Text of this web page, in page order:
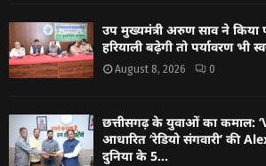
उप मुख्यमंत्री अरुण साव ने किया
हरियाली बढ़ेगी तो पर्यावरण भी
August 8, 2026 0
छत्तीसगढ़ के युवाओं का कमाल:
आधारित ‘रेडियो संगवारी’ की
दुनिया के 5...